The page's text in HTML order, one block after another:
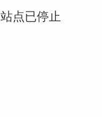
站点已停止